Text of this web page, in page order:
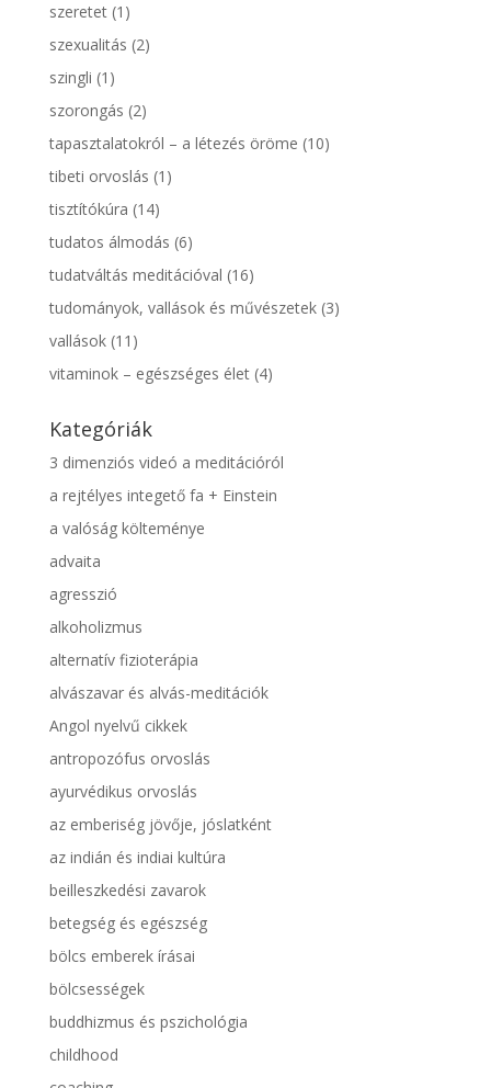
szeretet(1)
szexualitás (2)
szingli (1)
szorongás (2)
tapasztalatokról – a létezés öröme (10)
tibeti orvoslás (1)
tisztítókúra (14)
tudatos álmodás (6)
tudatváltás meditációval (16)
tudományok, vallások és művészetek(3)
vallások(11)
vitaminok – egészséges élet(4)
Kategóriák
3 dimenziós videó a meditációról
a rejtélyes integető fa + Einstein
a valóság költeménye
advaita
agresszió
alkoholizmus
alternatív fizioterápia
alvászavar és alvás-meditációk
Angol nyelvű cikkek
antropozófus orvoslás
ayurvédikus orvoslás
az emberiség jövője, jóslatként
az indián és indiai kultúra
beilleszkedési zavarok
betegség és egészség
bölcs emberek írásai
bölcsességek
buddhizmus és pszichológia
childhood